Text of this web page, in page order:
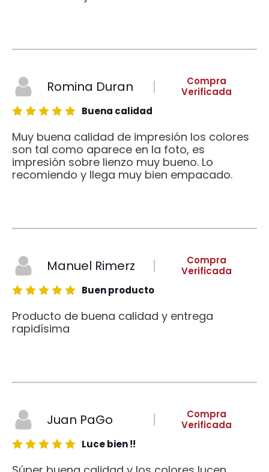
Romina Duran
Compra
Verificada
Buena calidad
Muy buena calidad de impresión los colores
son tal como aparece en la foto, es
impresión sobre lienzo muy bueno. Lo
recomiendo y llega muy bien empacado.
Manuel Rimerz
Compra
Verificada
Buen producto
Producto de buena calidad y entrega
rapidísima
Juan PaGo
Compra
Verificada
Luce bien !!